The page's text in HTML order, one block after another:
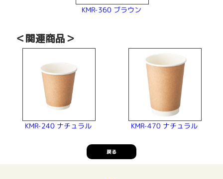
KMR-360 ブラウン
＜関連商品＞
KMR-240 ナチュラル KMR-470 ナチュラル
戻る